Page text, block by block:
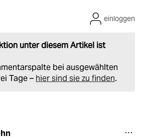
unter diesem Artikel ist
bei ausgewählten
Tage – hier sind sie zu finden.
einloggen